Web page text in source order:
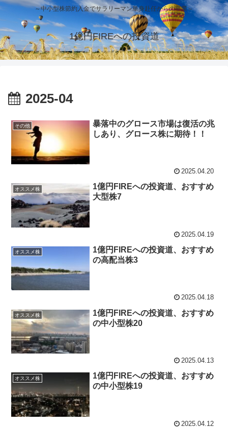
～中小型株節約入金でサラリーマン単身赴任からの卒業～
1億円FIREへの投資道
2025-04
その他
暴落中のグロース市場は復活の兆
しあり、グロース株に期待！！
2025.04.20
オススメ株
1億円FIREへの投資道、おすすめ
大型株7
2025.04.19
オススメ株
1億円FIREへの投資道、おすすめ
の高配当株3
2025.04.18
オススメ株
1億円FIREへの投資道、おすすめ
の中小型株20
2025.04.13
オススメ株
1億円FIREへの投資道、おすすめ
の中小型株19
2025.04.12